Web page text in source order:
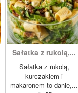
Sałatka z rukolą,...
Sałatka z rukolą,
kurczakiem i
makaronem to danie,...